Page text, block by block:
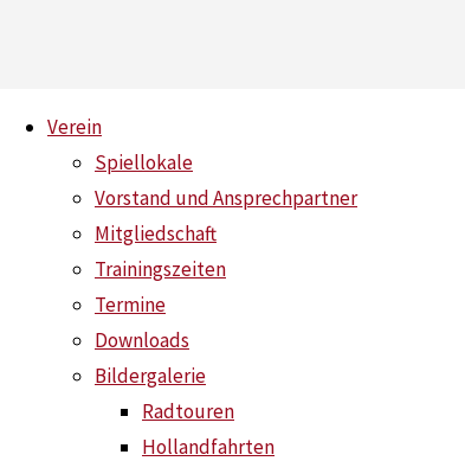
content
Verein
Spiellokale
Vorstand und Ansprechpartner
Mitgliedschaft
Trainingszeiten
Termine
Downloads
Bildergalerie
Radtouren
Hollandfahrten
Weihnachtsturnier Jugend
Weihnachtsturnier Jugend